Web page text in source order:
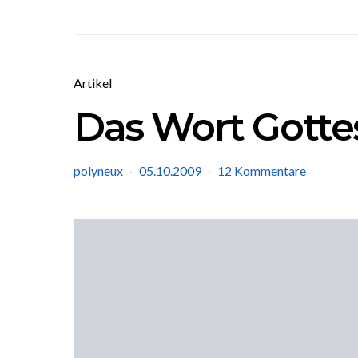
Artikel
Das Wort
polyneux 05.10.2009 12 Kommentare